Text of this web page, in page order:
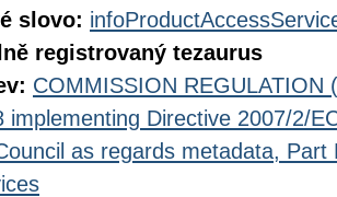
slovo:
registrovaný tezaurus
COMMISSION REGULATION
implementing Directive 2007/2/
as regards metadata,